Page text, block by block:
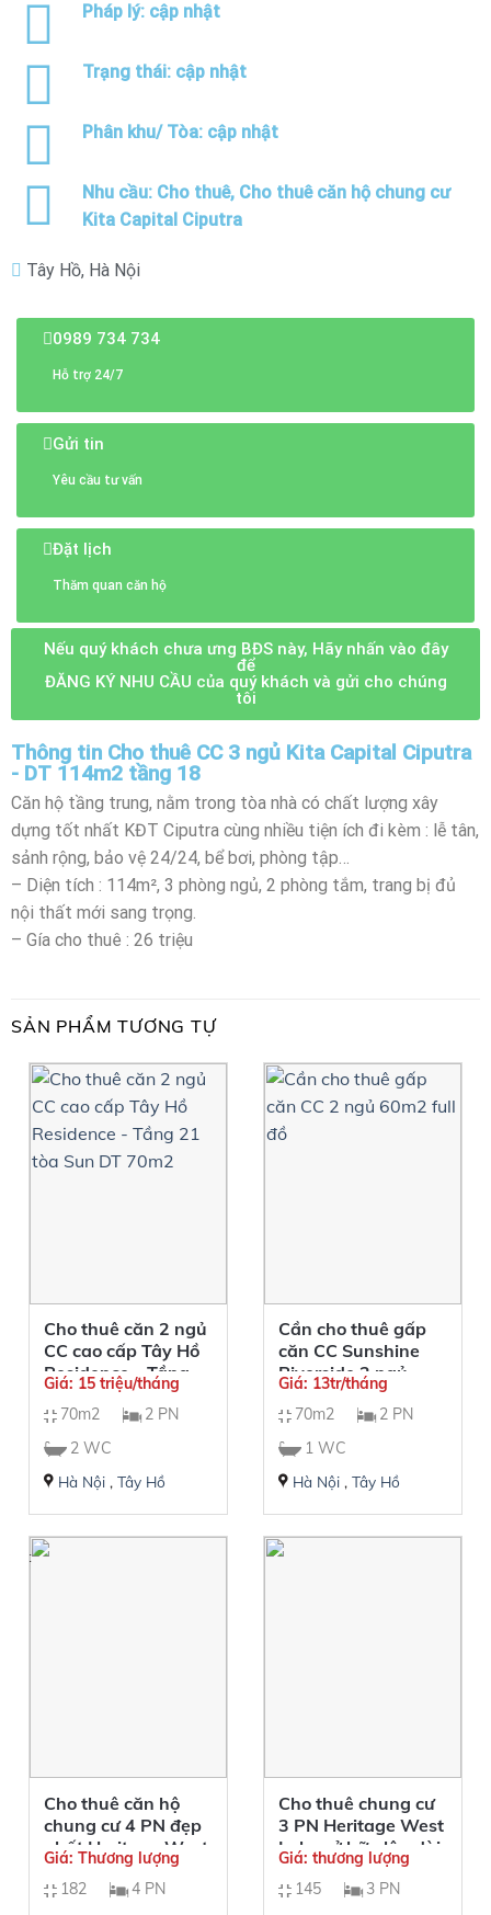
Pháp lý: cập nhật
Trạng thái: cập nhật
Phân khu/ Tòa: cập nhật
Nhu cầu: Cho thuê, Cho thuê căn hộ chung cư
Kita Capital Ciputra
Tây Hồ, Hà Nội
0989 734 734
Hỗ trợ 24/7
Gửi tin
Yêu cầu tư vấn
Đặt lịch
Thăm quan căn hộ
Nếu quý khách chưa ưng BĐS này, Hãy nhấn vào đây
để
ĐĂNG KÝ NHU CẦU của quý khách và gửi cho chúng
tôi
Thông tin Cho thuê CC 3 ngủ Kita Capital Ciputra
- DT 114m2 tầng 18
Căn hộ tầng trung, nằm trong tòa nhà có chất lượng xây
dựng tốt nhất KĐT Ciputra cùng nhiều tiện ích đi kèm : lễ tân,
sảnh rộng, bảo vệ 24/24, bể bơi, phòng tập…
– Diện tích : 114m², 3 phòng ngủ, 2 phòng tắm, trang bị đủ
nội thất mới sang trọng.
– Gía cho thuê : 26 triệu
SẢN PHẨM TƯƠNG TỰ
Cho thuê căn 2 ngủ
CC cao cấp Tây Hồ
Residence – Tầng
21 tòa Sun DT
70m2
Giá: 15 triệu/tháng
70m2
2 PN
2 WC
Hà Nội ,Tây Hồ
Cần cho thuê gấp
căn CC Sunshine
Riverside 2 ngủ
60m2 full đồ
Giá: 13tr/tháng
70m2
2 PN
1 WC
Hà Nội ,Tây Hồ
Cho thuê căn hộ
chung cư 4 PN đẹp
nhất Heritage West
Lake
Giá: Thương lượng
182
4 PN
Cho thuê chung cư
3 PN Heritage West
Lake sở hữu lâu dài,
giá tốt
Giá: thương lượng
145
3 PN